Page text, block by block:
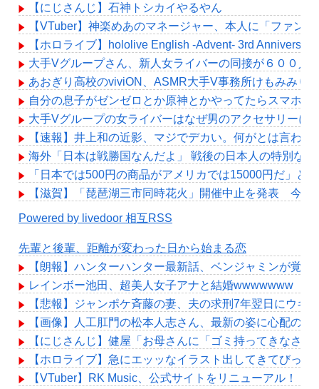
【にじさんじ】石神トシカイやるやん
【VTuber】神楽めあのマネージャー、本人に「ファン
【ホロライブ】hololive English -Advent- 3rd
大手Vグループさん、新人女ライバーの同接が６００
あおぎり高校のviviON、ASMR大手V事務所けもみみり
自分の息子がゼンゼロとか原神とかやってたらスマホ破
大手Vグループの女ライバーはなぜ男のアクセサリー
【速報】井上和の近影、マジでデカい。何がとは言わん
海外「日本は戦勝国なんだよ」 戦後の日本人の特別な
「日本では500円の商品がアメリカでは15000円だ」
【滋賀】「琵琶湖三市同時花火」開催中止を発表 今
Powered by livedoor 相互RSS
先輩と後輩、距離が変わった日から始まる恋
【朗報】ハンターハンター最新話、ベンジャミンが覚
レインボー池田、超美人女子アナと結婚wwwwwww
【悲報】ジャンポケ斉藤の妻、夫の求刑7年翌日にウキ
【画像】人工肛門の松本人志さん、最新の姿に心配の
【にじさんじ】健屋「お母さんに「ゴミ持ってきなさ
【ホロライブ】急にエッッなイラスト出してきてびっく
【VTuber】RK Music、公式サイトをリニューアル！